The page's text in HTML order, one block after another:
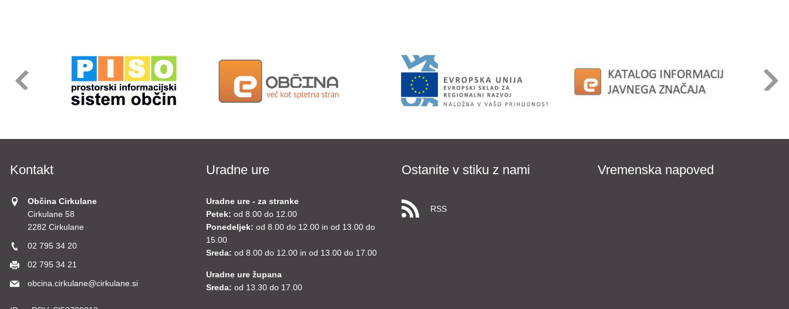
Kontakt
Občina Cirkulane
Cirkulane 58
2282 Cirkulane
02 795 34 20
02 795 34 21
obcina.cirkulane@cirkulane.si
Uradne ure
Uradne ure - za stranke
Petek: od 8.00 do 12.00
Ponedeljek: od 8.00 do 12.00 in od 13.00 do
15.00
Sreda: od 8.00 do 12.00 in od 13.00 do 17.00
Uradne ure župana
Sreda: od 13.30 do 17.00
Ostanite v stiku z nami
RSS
Vremenska napoved